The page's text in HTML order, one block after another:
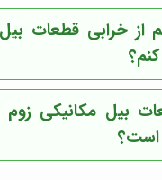
از خرابی قطعات
بیل مکانیکی زوم
است؟